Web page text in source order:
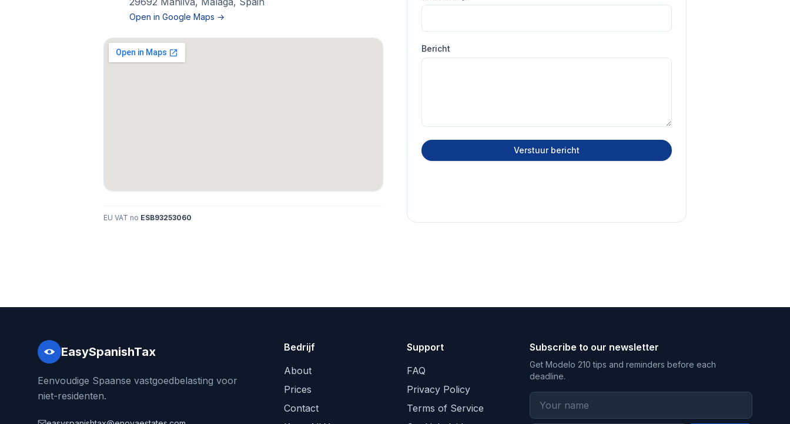
Open in Google Maps →
EU VAT no ESB93253060
Bericht
Verstuur bericht
EasySpanishTax
Eenvoudige Spaanse vastgoedbelasting voor
niet-residenten.
Bedrijf
About
Prices
Contact
Support
FAQ
Privacy Policy
Terms of Service
Subscribe to our newsletter
Get Modelo 210 tips and reminders before each
deadline.